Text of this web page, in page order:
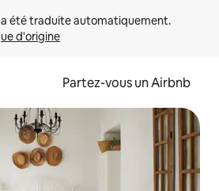
d'origine
Partez-vous un Airbnb